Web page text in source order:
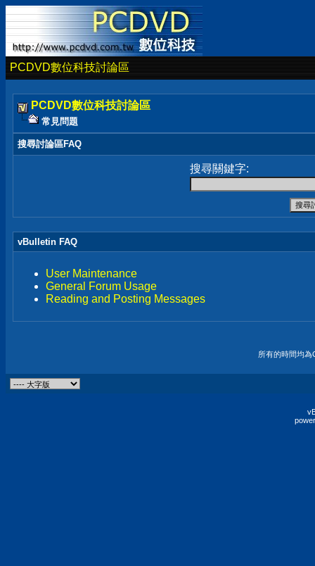
PCDVD數位科技討論區
PCDVD數位科技討論區
常見問題
搜尋討論區FAQ
搜尋關鍵字:
vBulletin FAQ
User Maintenance
General Forum Usage
Reading and Posting Messages
所有的時間均為